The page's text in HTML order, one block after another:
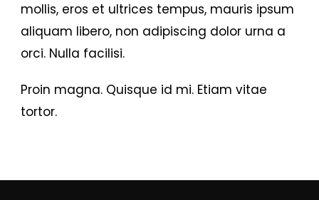
mollis, eros et ultrices tempus, mauris ipsum
aliquam libero, non adipiscing dolor urna a
orci. Nulla facilisi.
Proin magna. Quisque id mi. Etiam vitae
tortor.